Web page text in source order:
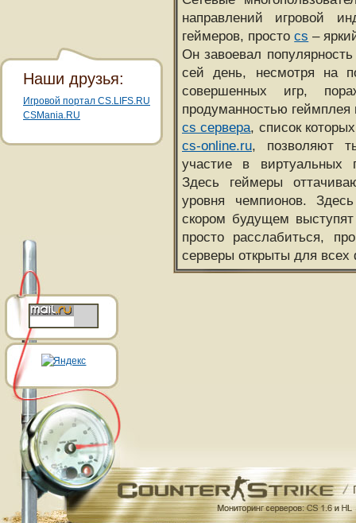
направлений игровой
геймеров, простоcs –
Он завоевал
сей день, несмотря на
совершенных игр,
продуманностью
cs сервера, список
cs-online.ru, позволяют
участие в виртуальных
Здесь геймеры
уровня чемпионов.
скором будущем
просто расслабиться,
серверы открыты для всех
Наши друзья:
Игровой портал CS.LIFS.RU
CSMania.RU